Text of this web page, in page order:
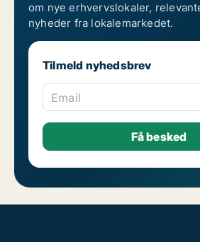
om nye erhvervslokaler,
nyheder fra lokalemarkedet.
Tilmeld nyhedsbrev
Email